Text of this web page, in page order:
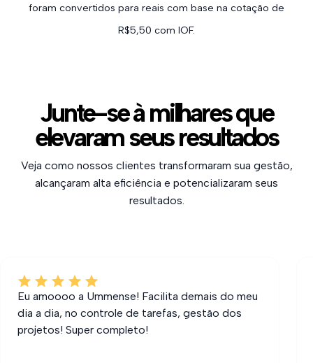
foram convertidos para reais com base na cotação de
R$5,50 com IOF.
Junte-se à milhares que
elevaram seus resultados
Veja como nossos clientes transformaram sua gestão,
alcançaram alta eficiência e potencializaram seus
resultados.
Eu amoooo a Ummense! Facilita demais do meu
dia a dia, no controle de tarefas, gestão dos
projetos! Super completo!